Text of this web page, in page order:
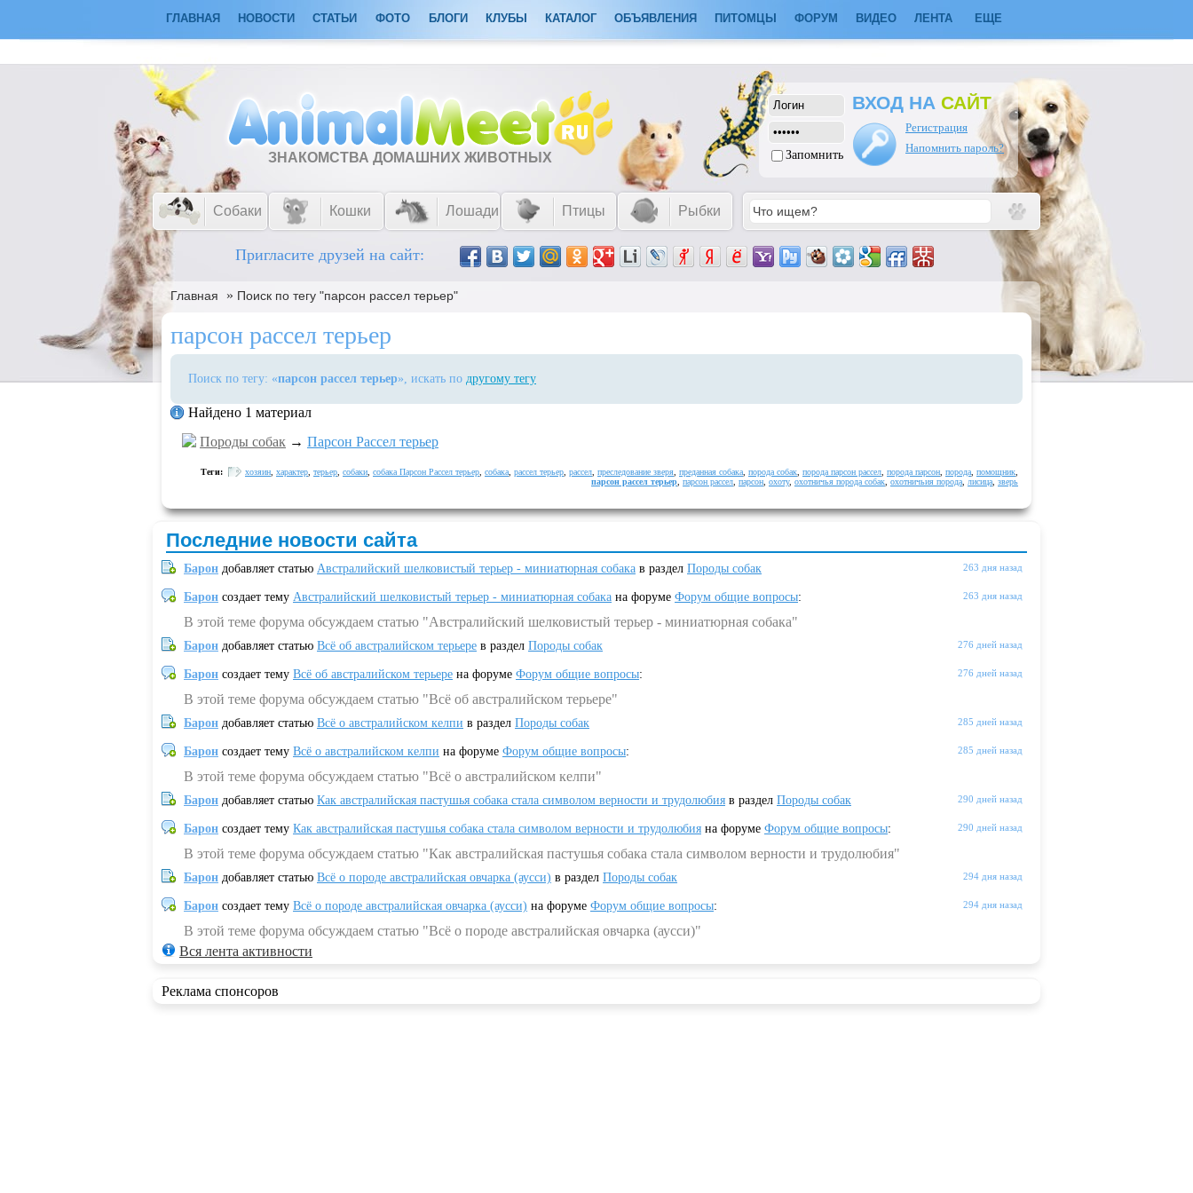
ГЛАВНАЯ НОВОСТИ СТАТЬИ ФОТО БЛОГИ КЛУБЫ КАТАЛОГ ОБЪЯВЛЕНИЯ ПИТОМЦЫ ФОРУМ ВИДЕО ЛЕНТА ЕЩЕ
ЗНАКОМСТВА ДОМАШНИХ ЖИВОТНЫХ Запомнить
ВХОД НА САЙТ
Регистрация
Напомнить пароль?
Собаки Кошки Лошади Птицы Рыбки
Пригласите друзей на сайт:
Главная » Поиск по тегу "парсон рассел терьер"
парсон рассел терьер
Поиск по тегу: «парсон рассел терьер», искать по другому тегу
Найдено 1 материал
Породы собак → Парсон Рассел терьер
Теги: хозяин характер терьер собаки собака Парсон Рассел терьер собака рассел терьер рассел преследование зверя преданная собака порода собак порода парсон рассел порода парсон порода помощник
парсон рассел терьер парсон рассел парсон охоту, охотничья порода собак охотничьия порода лисица зверь
Последние новости сайта
263 дня назад
Барон добавляет статью Австралийский шелковистый терьер - миниатюрная собака в раздел Породы собак
263 дня назад
Барон создает тему Австралийский шелковистый терьер - миниатюрная собака на форуме Форум общие вопросы:
В этой теме форума обсуждаем статью "Австралийский шелковистый терьер - миниатюрная собака"
276 дней назад
Барон добавляет статью Всё об австралийском терьере в раздел Породы собак
276 дней назад
Барон создает тему Всё об австралийском терьере на форуме Форум общие вопросы:
В этой теме форума обсуждаем статью "Всё об австралийском терьере"
285 дней назад
Барон добавляет статью Всё о австралийском келпи в раздел Породы собак
285 дней назад
Барон создает тему Всё о австралийском келпи на форуме Форум общие вопросы:
В этой теме форума обсуждаем статью "Всё о австралийском келпи"
290 дней назад
Барон добавляет статью Как австралийская пастушья собака стала символом верности и трудолюбия в раздел Породы собак
290 дней назад
Барон создает тему Как австралийская пастушья собака стала символом верности и трудолюбия на форуме Форум общие вопросы:
В этой теме форума обсуждаем статью "Как австралийская пастушья собака стала символом верности и трудолюбия"
294 дня назад
Барон добавляет статью Всё о породе австралийская овчарка (аусси) в раздел Породы собак
294 дня назад
Барон создает тему Всё о породе австралийская овчарка (аусси) на форуме Форум общие вопросы:
В этой теме форума обсуждаем статью "Всё о породе австралийская овчарка (аусси)"
Вся лента активности
Реклама спонсоров